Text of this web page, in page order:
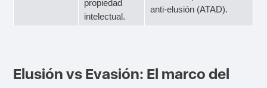
propiedad
intelectual.
anti-elusión (ATAD).
Elusión vs Evasión: El marco del